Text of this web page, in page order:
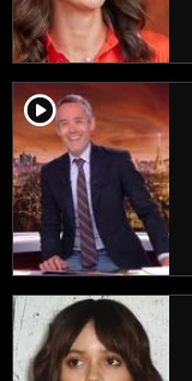
player2